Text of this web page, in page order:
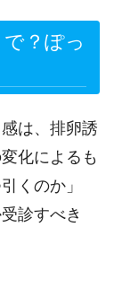
？ぽっ
は、排卵誘
化によるも
くのか」
診すべき